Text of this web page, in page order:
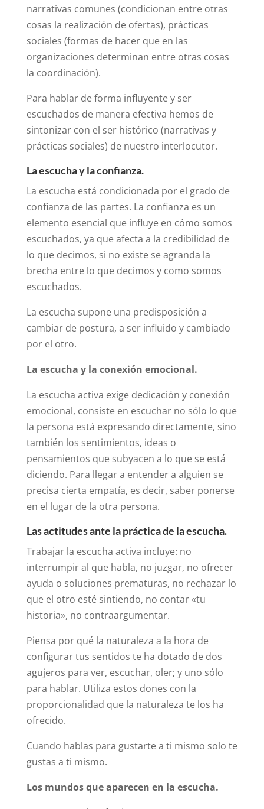
narrativas comunes (condicionan entre otras
cosas la realización de ofertas), prácticas
sociales (formas de hacer que en las
organizaciones determinan entre otras cosas
la coordinación).
Para hablar de forma influyente y ser
escuchados de manera efectiva hemos de
sintonizar con el ser histórico (narrativas y
prácticas sociales) de nuestro interlocutor.
La escucha y la confianza.
La escucha está condicionada por el grado de
confianza de las partes. La confianza es un
elemento esencial que influye en cómo somos
escuchados, ya que afecta a la credibilidad de
lo que decimos, si no existe se agranda la
brecha entre lo que decimos y como somos
escuchados.
La escucha supone una predisposición a
cambiar de postura, a ser influido y cambiado
por el otro.
La escucha y la conexión emocional.
La escucha activa exige dedicación y conexión
emocional, consiste en escuchar no sólo lo que
la persona está expresando directamente, sino
también los sentimientos, ideas o
pensamientos que subyacen a lo que se está
diciendo. Para llegar a entender a alguien se
precisa cierta empatía, es decir, saber ponerse
en el lugar de la otra persona.
Las actitudes ante la práctica de la escucha.
Trabajar la escucha activa incluye: no
interrumpir al que habla, no juzgar, no ofrecer
ayuda o soluciones prematuras, no rechazar lo
que el otro esté sintiendo, no contar «tu
historia», no contraargumentar.
Piensa por qué la naturaleza a la hora de
configurar tus sentidos te ha dotado de dos
agujeros para ver, escuchar, oler; y uno sólo
para hablar. Utiliza estos dones con la
proporcionalidad que la naturaleza te los ha
ofrecido.
Cuando hablas para gustarte a ti mismo solo te
gustas a ti mismo.
Los mundos que aparecen en la escucha.